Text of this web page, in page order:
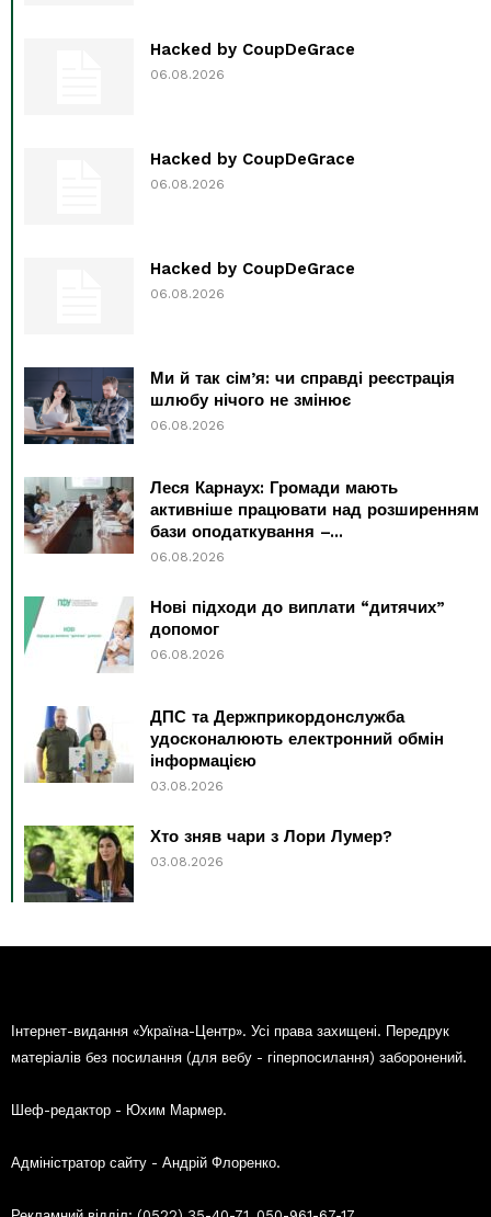
Hacked by CoupDeGrace
06.08.2026
Hacked by CoupDeGrace
06.08.2026
Hacked by CoupDeGrace
06.08.2026
Ми й так сім’я: чи справді реєстрація
шлюбу нічого не змінює
06.08.2026
Леся Карнаух: Громади мають
активніше працювати над розширенням
бази оподаткування –...
06.08.2026
Нові підходи до виплати “дитячих”
допомог
06.08.2026
ДПС та Держприкордонслужба
удосконалюють електронний обмін
інформацією
03.08.2026
Хто зняв чари з Лори Лумер?
03.08.2026
Інтернет-видання «Україна-Центр». Усі права захищені. Передрук
матеріалів без посилання (для вебу - гіперпосилання) заборонений.
Шеф-редактор - Юхим Мармер.
Адміністратор сайту - Андрій Флоренко.